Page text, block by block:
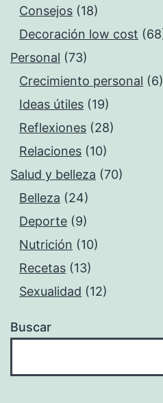
Consejos (18)
Decoración low cost
Personal (73)
Crecimiento personal (6)
Ideas útiles (19)
Reflexiones (28)
Relaciones (10)
Salud y belleza (70)
Belleza (24)
Deporte (9)
Nutrición (10)
Recetas (13)
Sexualidad (12)
Buscar